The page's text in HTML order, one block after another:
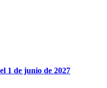
1 de junio de 2027